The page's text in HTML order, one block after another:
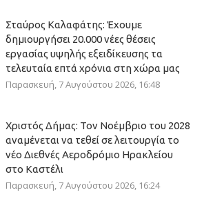
Σταύρος Καλαφάτης: Έχουμε
δημιουργήσει 20.000 νέες θέσεις
εργασίας υψηλής εξειδίκευσης τα
τελευταία επτά χρόνια στη χώρα μας
Παρασκευή, 7 Αυγούστου 2026, 16:48
Χριστός Δήμας: Τον Νοέμβριο του 2028
αναμένεται να τεθεί σε λειτουργία το
νέο Διεθνές Αεροδρόμιο Ηρακλείου
στο Καστέλι
Παρασκευή, 7 Αυγούστου 2026, 16:24